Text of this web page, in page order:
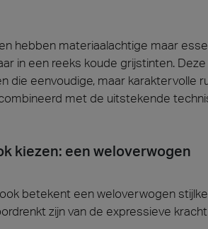
hebben materiaalachtige maar
in een reeks koude grijstinten. Deze
die eenvoudige, maar karaktervolle
met de uitstekende
kiezen: een weloverwogen
betekent een weloverwogen
zijn van de expressieve